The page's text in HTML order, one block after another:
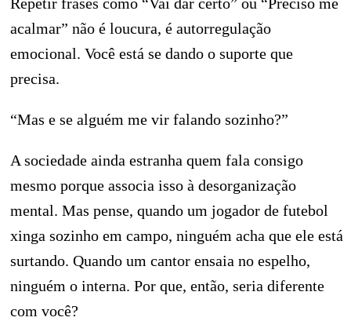
acalmar” não é loucura, é autorregulação
emocional. Você está se dando o suporte que
precisa.
“Mas e se alguém me vir falando sozinho?”
A sociedade ainda estranha quem fala consigo
mesmo porque associa isso à desorganização
mental. Mas pense, quando um jogador de futebol
xinga sozinho em campo, ninguém acha que ele está
surtando. Quando um cantor ensaia no espelho,
ninguém o interna. Por que, então, seria diferente
com você?